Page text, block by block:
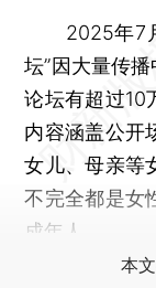
2025年7月
坛”因大量传
论坛有超过10
内容涵盖公开
女儿、母亲等
不完全都是女
成年人。
本